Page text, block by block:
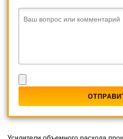
Ваш вопрос или комментарий